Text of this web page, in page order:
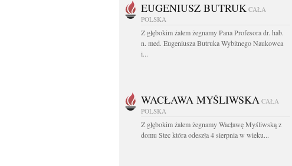
EUGENIUSZ BUTRUK CAŁA
POLSKA
Z głębokim żalem żegnamy Pana Profesora dr. hab.
n. med. Eugeniusza Butruka Wybitnego Naukowca
i...
WACŁAWA MYŚLIWSKA CAŁA
POLSKA
Z głębokim żalem żegnamy Wacławę Myśliwską z
domu Stec która odeszła 4 sierpnia w wieku...